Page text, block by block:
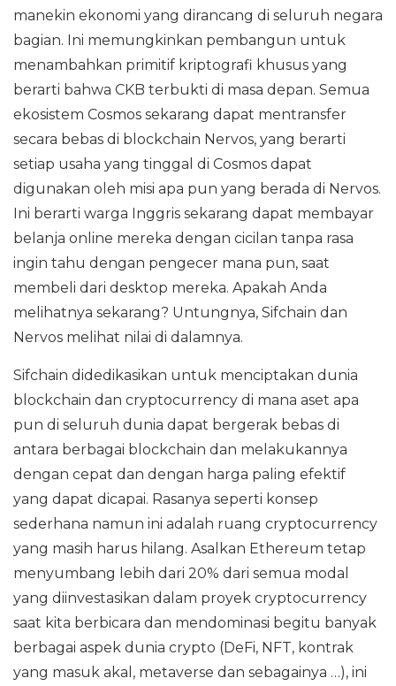
manekin ekonomi yang dirancang di seluruh negara
bagian. Ini memungkinkan pembangun untuk
menambahkan primitif kriptografi khusus yang
berarti bahwa CKB terbukti di masa depan. Semua
ekosistem Cosmos sekarang dapat mentransfer
secara bebas di blockchain Nervos, yang berarti
setiap usaha yang tinggal di Cosmos dapat
digunakan oleh misi apa pun yang berada di Nervos.
Ini berarti warga Inggris sekarang dapat membayar
belanja online mereka dengan cicilan tanpa rasa
ingin tahu dengan pengecer mana pun, saat
membeli dari desktop mereka. Apakah Anda
melihatnya sekarang? Untungnya, Sifchain dan
Nervos melihat nilai di dalamnya.
Sifchain didedikasikan untuk menciptakan dunia
blockchain dan cryptocurrency di mana aset apa
pun di seluruh dunia dapat bergerak bebas di
antara berbagai blockchain dan melakukannya
dengan cepat dan dengan harga paling efektif
yang dapat dicapai. Rasanya seperti konsep
sederhana namun ini adalah ruang cryptocurrency
yang masih harus hilang. Asalkan Ethereum tetap
menyumbang lebih dari 20% dari semua modal
yang diinvestasikan dalam proyek cryptocurrency
saat kita berbicara dan mendominasi begitu banyak
berbagai aspek dunia crypto (DeFi, NFT, kontrak
yang masuk akal, metaverse dan sebagainya …), ini